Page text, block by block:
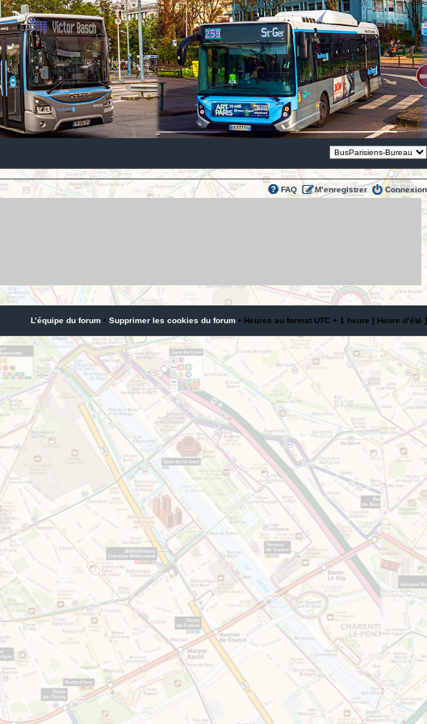
FAQ M’enregistrer Connexion
L’équipe du forum • Supprimer les cookies du forum • Heures au format UTC + 1 heure [ Heure d’été ]